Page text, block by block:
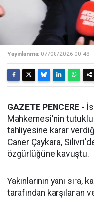
Yayınlanma: 07/08/2026 00:48
GAZETE PENCERE -
Mahkemesi'nin
tahliyesine karar
Caner Çaykara,
özgürlüğüne kavuştu.
Yakınlarının yanı
tarafından karşılanan